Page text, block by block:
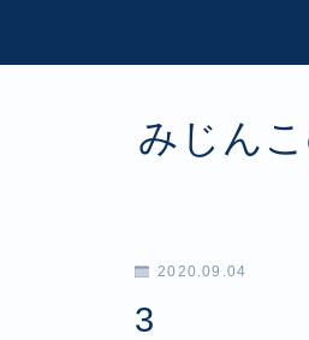
みじん
2020.09.04
3